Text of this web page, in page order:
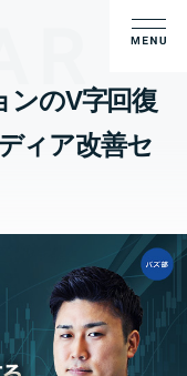
ンのV字回復
ィア改善セ